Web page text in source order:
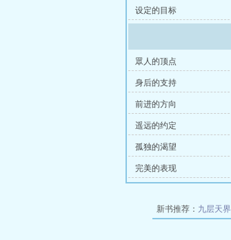
设定的目标
眾人的顶点
身后的支持
前进的方向
遥远的约定
孤独的渴望
完美的表现
新书推荐： 九层天界